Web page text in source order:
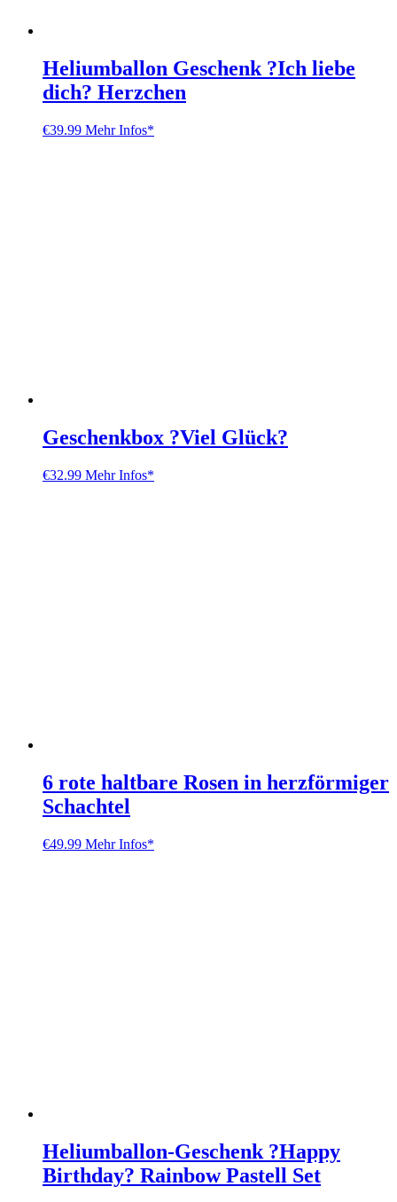
Heliumballon Geschenk ?Ich liebe
dich? Herzchen
€39.99 Mehr Infos*
Geschenkbox ?Viel Glück?
€32.99 Mehr Infos*
6 rote haltbare Rosen in herzförmiger
Schachtel
€49.99 Mehr Infos*
Heliumballon-Geschenk ?Happy
Birthday? Rainbow Pastell Set